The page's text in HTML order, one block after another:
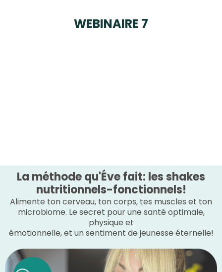
WEBINAIRE 7
La méthode qu'Éve fait: les shakes
nutritionnels-fonctionnels!
Alimente ton cerveau, ton corps, tes muscles et ton
microbiome. Le secret pour une santé optimale,
physique et
émotionnelle, et un sentiment de jeunesse éternelle!